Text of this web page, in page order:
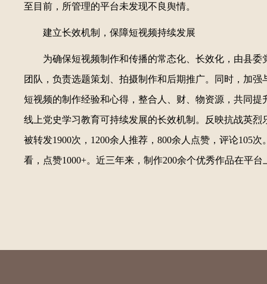
至目前，所管理的平台未发现不良舆情。
建立长效机制，保障短视频持续发展
为确保短视频制作和传播的常态化、长效化，由县
团队，负责选题策划、拍摄制作和后期推广。同时，加
短视频的制作经验和心得，整合人、财、物资源，共同
线上党史学习教育可持续发展的长效机制。反映抗战英
被转发1900次，1200余人推荐，800余人点赞，评论105
看，点赞1000+。近三年来，制作200余个优秀作品在平